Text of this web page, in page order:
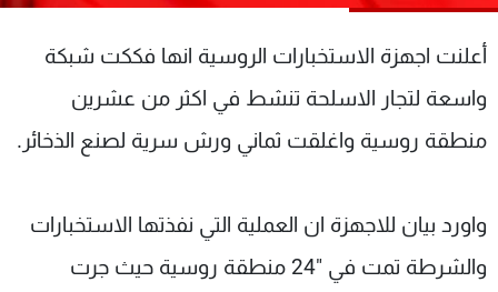
أعلنت اجهزة الاستخبارات الروسية انها فككت شبكة
واسعة لتجار الاسلحة تنشط في اكثر من عشرين
منطقة روسية واغلقت ثماني ورش سرية لصنع الذخائر.
واورد بيان للاجهزة ان العملية التي نفذتها الاستخبارات
والشرطة تمت في "24 منطقة روسية حيث جرت
الترددات
عن MTV
الإنـتـاج
لاعلاناتكم
وظائف
تواصل معنا
شروط الإسـتخدام
سياسة الخصوصية